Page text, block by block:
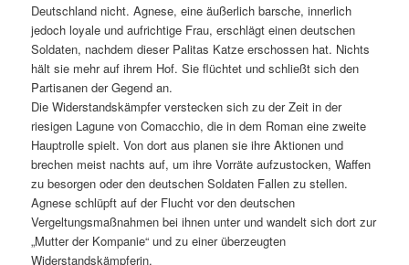
Deutschland nicht. Agnese, eine äußerlich barsche, innerlich
jedoch loyale und aufrichtige Frau, erschlägt einen deutschen
Soldaten, nachdem dieser Palitas Katze erschossen hat. Nichts
hält sie mehr auf ihrem Hof. Sie flüchtet und schließt sich den
Partisanen der Gegend an.
Die Widerstandskämpfer verstecken sich zu der Zeit in der
riesigen Lagune von Comacchio, die in dem Roman eine zweite
Hauptrolle spielt. Von dort aus planen sie ihre Aktionen und
brechen meist nachts auf, um ihre Vorräte aufzustocken, Waffen
zu besorgen oder den deutschen Soldaten Fallen zu stellen.
Agnese schlüpft auf der Flucht vor den deutschen
Vergeltungsmaßnahmen bei ihnen unter und wandelt sich dort zur
„Mutter der Kompanie“ und zu einer überzeugten
Widerstandskämpferin.